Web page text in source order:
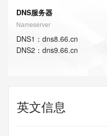
DNS服务器
Nameserver
DNS1 ： dns8.66.cn
DNS2 ： dns9.66.cn
英文信息